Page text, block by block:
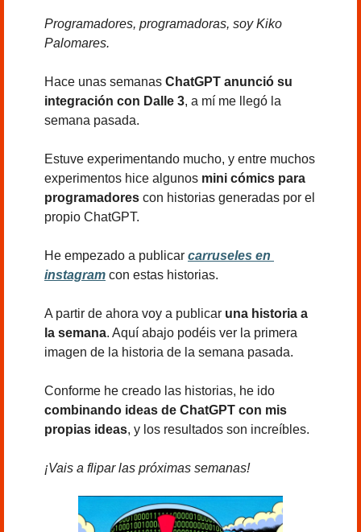
Programadores, programadoras, soy Kiko
Palomares.
Hace unas semanas ChatGPT anunció su
integración con Dalle 3, a mí me llegó la
semana pasada.
Estuve experimentando mucho, y entre muchos
experimentos hice algunos mini cómics para
programadores con historias generadas por el
propio ChatGPT.
He empezado a publicar carruseles en
instagram con estas historias.
A partir de ahora voy a publicar una historia a
la semana. Aquí abajo podéis ver la primera
imagen de la historia de la semana pasada.
combinando ideas de ChatGPT con mis
propias ideas, y los resultados son increíbles.
¡Vais a flipar las próximas semanas!